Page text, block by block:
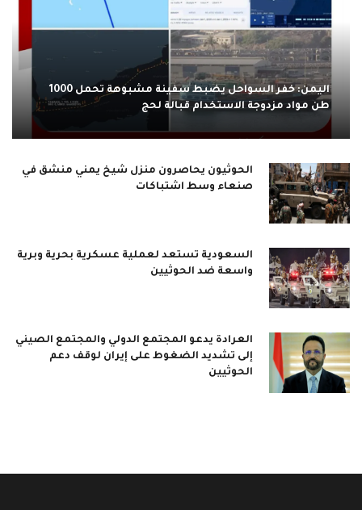
اليمن: خفر السواحل يضبط سفينة مشبوهة تحمل 1000
طن مواد مزدوجة الاستخدام قبالة لحج
الحوثيون يحاصرون منزل شيخ يمني منشق في
صنعاء وسط اشتباكات
السعودية تستعد لعملية عسكرية بحرية وبرية
واسعة ضد الحوثيين
العرادة يدعو المجتمع الدولي والمجتمع الصيني
إلى تشديد الضغوط على إيران لوقف دعم
الحوثيين